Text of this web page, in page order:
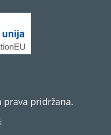
prava pridržana.